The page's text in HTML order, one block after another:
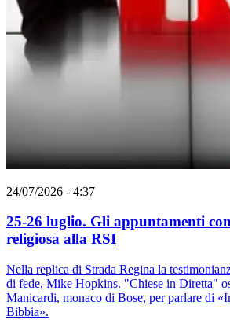
24/07/2026 - 4:37
25-26 luglio. Gli appuntamenti
religiosa alla RSI
Nella replica di Strada Regina la
di fede, Mike Hopkins. "Chiese in Diretta"
Manicardi, monaco di Bose, per parlare di
Bibbia».